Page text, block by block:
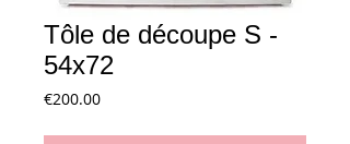
Tôle de découpe S -
54x72
€200.00Price